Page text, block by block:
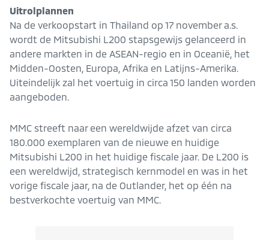
Uitrolplannen
Na de verkoopstart in Thailand op 17 november a.s.
wordt de Mitsubishi L200 stapsgewijs gelanceerd in
andere markten in de ASEAN-regio en in Oceanië, het
Midden-Oosten, Europa, Afrika en Latijns-Amerika.
Uiteindelijk zal het voertuig in circa 150 landen worden
aangeboden.
MMC streeft naar een wereldwijde afzet van circa
180.000 exemplaren van de nieuwe en huidige
Mitsubishi L200 in het huidige fiscale jaar. De L200 is
een wereldwijd, strategisch kernmodel en was in het
vorige fiscale jaar, na de Outlander, het op één na
bestverkochte voertuig van MMC.